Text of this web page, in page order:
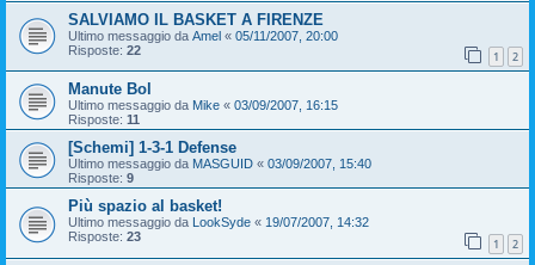
SALVIAMO IL BASKET A FIRENZE
Ultimo messaggio da Amel « 05/11/2007, 20:00
Risposte: 22 1 2
Manute Bol
Ultimo messaggio da Mike « 03/09/2007, 16:15
Risposte: 11
[Schemi] 1-3-1 Defense
Ultimo messaggio da MASGUID « 03/09/2007, 15:40
Risposte: 9
Più spazio al basket!
Ultimo messaggio da LookSyde « 19/07/2007, 14:32
Risposte: 23 1 2